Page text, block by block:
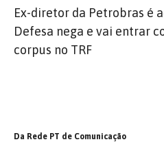
Ex-diretor da Petrobras é
Defesa nega e vai entrar
corpus no TRF
Da Rede PT de Comunicação